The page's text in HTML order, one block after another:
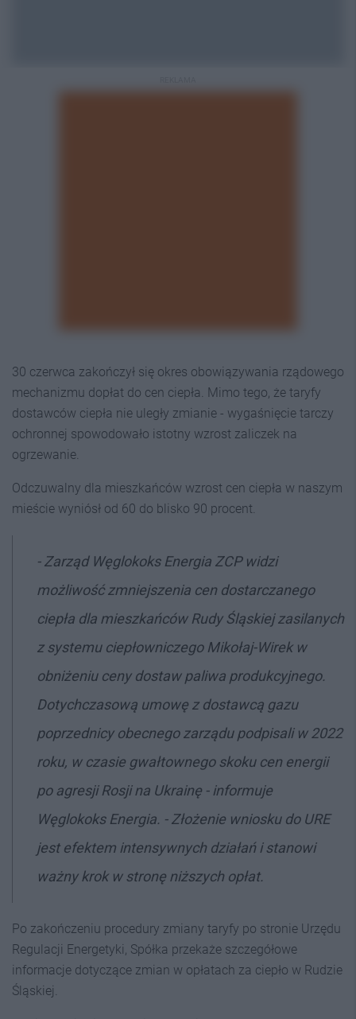
30 czerwca zakończył się okres obowiązywania rządowego
mechanizmu dopłat do cen ciepła. Mimo tego, że taryfy
dostawców ciepła nie uległy zmianie - wygaśnięcie tarczy
ochronnej spowodowało istotny wzrost zaliczek na
ogrzewanie.
Odczuwalny dla mieszkańców wzrost cen ciepła w naszym
mieście wyniósł od 60 do blisko 90 procent.
- Zarząd Węglokoks Energia ZCP widzi
możliwość zmniejszenia cen dostarczanego
ciepła dla mieszkańców Rudy Śląskiej zasilanych
z systemu ciepłowniczego Mikołaj-Wirek w
obniżeniu ceny dostaw paliwa produkcyjnego.
Dotychczasową umowę z dostawcą gazu
poprzednicy obecnego zarządu podpisali w 2022
roku, w czasie gwałtownego skoku cen energii
po agresji Rosji na Ukrainę - informuje
Węglokoks Energia. - Złożenie wniosku do URE
jest efektem intensywnych działań i stanowi
ważny krok w stronę niższych opłat.
Po zakończeniu procedury zmiany taryfy po stronie Urzędu
Regulacji Energetyki, Spółka przekaże szczegółowe
informacje dotyczące zmian w opłatach za ciepło w Rudzie
Śląskiej.